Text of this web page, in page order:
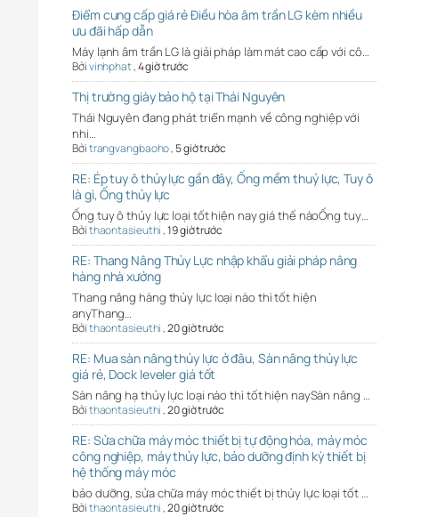
Điểm cung cấp giá rẻ Điều hòa âm trần LG kèm nhiều
ưu đãi hấp dẫn
Máy lạnh âm trần LG là giải pháp làm mát cao cấp với cô…
Bởivinhphat,4 giờ trước
Thị trường giày bảo hộ tại Thái Nguyên
Thái Nguyên đang phát triển mạnh về công nghiệp với
nhi…
Bởitrangvangbaoho,5 giờ trước
RE: Ép tuy ô thủy lực gần đây, Ống mềm thuỷ lực, Tuy ô
là gì, Ống thủy lực
Ống tuy ô thủy lực loại tốt hiện nay giá thế nàoỐng tuy…
Bởithaontasieuthi,19 giờ trước
RE: Thang Nâng Thủy Lực nhập khẩu giải pháp nâng
hàng nhà xưởng
Thang nâng hàng thủy lực loại nào thì tốt hiện
anyThang…
Bởithaontasieuthi,20 giờ trước
RE: Mua sàn nâng thủy lực ở đâu, Sàn nâng thủy lực
giá rẻ, Dock leveler giá tốt
Sàn nâng hạ thủy lực loại nào thì tốt hiện naySàn nâng …
Bởithaontasieuthi,20 giờ trước
RE: Sửa chữa máy móc thiết bị tự động hóa, máy móc
công nghiệp, máy thủy lực, bảo dưỡng định kỳ thiết bị
hệ thống máy móc
bảo dưỡng, sửa chữa máy móc thiết bị thủy lực loại tốt …
Bởithaontasieuthi,20 giờ trước